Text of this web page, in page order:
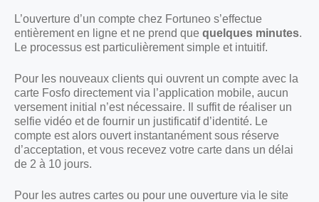
L’ouverture d’un compte chez Fortuneo s’effectue
entièrement en ligne et ne prend que quelques minutes.
Le processus est particulièrement simple et intuitif.
Pour les nouveaux clients qui ouvrent un compte avec la
carte Fosfo directement via l’application mobile, aucun
versement initial n’est nécessaire. Il suffit de réaliser un
selfie vidéo et de fournir un justificatif d’identité. Le
compte est alors ouvert instantanément sous réserve
d’acceptation, et vous recevez votre carte dans un délai
de 2 à 10 jours.
Pour les autres cartes ou pour une ouverture via le site